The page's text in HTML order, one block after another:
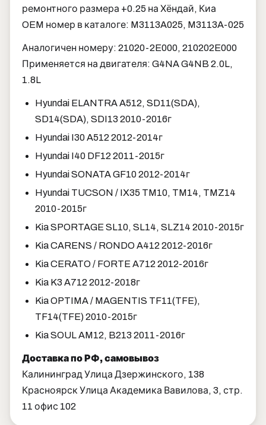
ремонтного размера +0.25 на Хёндай, Киа
OEM номер в каталоге: M3113A025, M3113A-025
Аналогичен номеру: 21020-2E000, 210202E000
Применяется на двигателя: G4NA G4NB 2.0L,
1.8L
Hyundai ELANTRA A512, SD11(SDA),
SD14(SDA), SDI13 2010-2016г
Hyundai I30 A512 2012-2014г
Hyundai I40 DF12 2011-2015г
Hyundai SONATA GF10 2012-2014г
Hyundai TUCSON / IX35 TM10, TM14, TMZ14
2010-2015г
Kia SPORTAGE SL10, SL14, SLZ14 2010-2015г
Kia CARENS / RONDO A412 2012-2016г
Kia CERATO / FORTE A712 2012-2016г
Kia K3 A712 2012-2018г
Kia OPTIMA / MAGENTIS TF11(TFE),
TF14(TFE) 2010-2015г
Kia SOUL AM12, B213 2011-2016г
Доставка по РФ, самовывоз
Калининград Улица Дзержинского, 138
Красноярск Улица Академика Вавилова, 3, стр.
11 офис 102